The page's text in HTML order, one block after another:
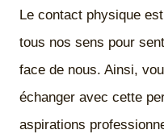
Le contact physique
tous nos sens pour
face de nous. Ainsi,
échanger avec cette
aspirations